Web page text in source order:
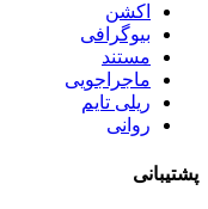
اکشن
بیوگرافی
مستند
ماجراجویی
ریلی تایم
روانی
پشتیبانی